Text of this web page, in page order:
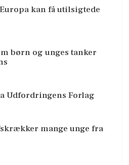
kan få utilsigtede
børn og unges tanker
Udfordringens Forlag
mange unge fra